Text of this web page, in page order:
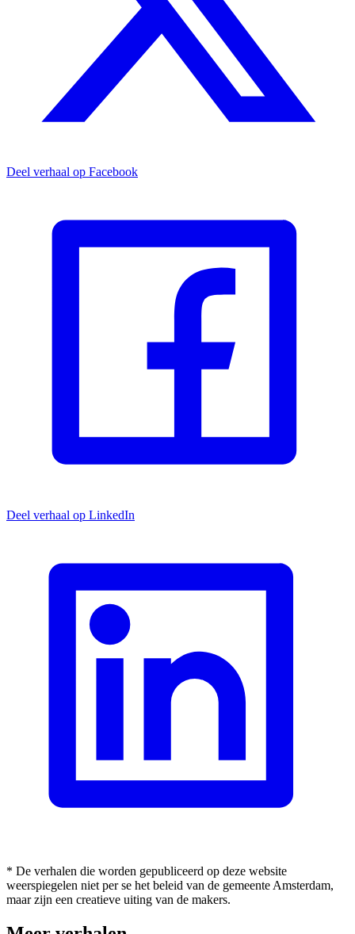
Deel verhaal op Facebook
Deel verhaal op LinkedIn
* De verhalen die worden gepubliceerd op deze website
weerspiegelen niet per se het beleid van de gemeente Amsterdam,
maar zijn een creatieve uiting van de makers.